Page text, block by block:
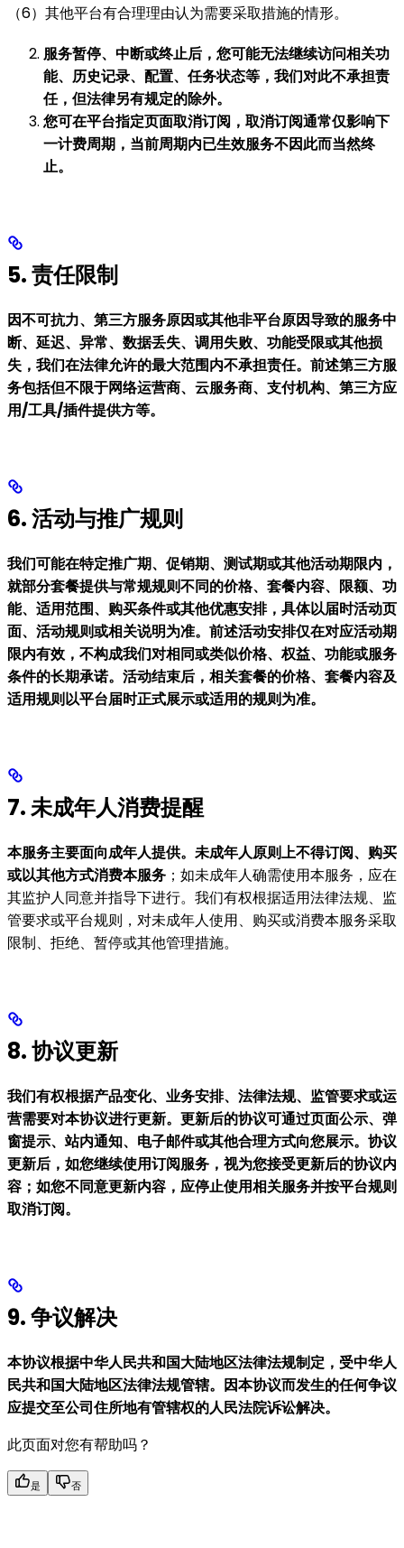
（6）其他平台有合理理由认为需要采取措施的情形。
服务暂停、中断或终止后，您可能无法继续访问相关功
能、历史记录、配置、任务状态等，我们对此不承担责
任，但法律另有规定的除外。
您可在平台指定页面取消订阅，取消订阅通常仅影响下
一计费周期，当前周期内已生效服务不因此而当然终
止。
5. 责任限制
因不可抗力、第三方服务原因或其他非平台原因导致的服务中
断、延迟、异常、数据丢失、调用失败、功能受限或其他损
失，我们在法律允许的最大范围内不承担责任。前述第三方服
务包括但不限于网络运营商、云服务商、支付机构、第三方应
用/工具/插件提供方等。
6. 活动与推广规则
我们可能在特定推广期、促销期、测试期或其他活动期限内，
就部分套餐提供与常规规则不同的价格、套餐内容、限额、功
能、适用范围、购买条件或其他优惠安排，具体以届时活动页
面、活动规则或相关说明为准。前述活动安排仅在对应活动期
限内有效，不构成我们对相同或类似价格、权益、功能或服务
条件的长期承诺。活动结束后，相关套餐的价格、套餐内容及
适用规则以平台届时正式展示或适用的规则为准。
7. 未成年人消费提醒
本服务主要面向成年人提供。未成年人原则上不得订阅、购买
或以其他方式消费本服务 ；如未成年人确需使用本服务，应在
其监护人同意并指导下进行。我们有权根据适用法律法规、监
管要求或平台规则，对未成年人使用、购买或消费本服务采取
限制、拒绝、暂停或其他管理措施。
8. 协议更新
我们有权根据产品变化、业务安排、法律法规、监管要求或运
营需要对本协议进行更新。更新后的协议可通过页面公示、弹
窗提示、站内通知、电子邮件或其他合理方式向您展示。协议
更新后，如您继续使用订阅服务，视为您接受更新后的协议内
容；如您不同意更新内容，应停止使用相关服务并按平台规则
取消订阅。
9. 争议解决
本协议根据中华人民共和国大陆地区法律法规制定，受中华人
民共和国大陆地区法律法规管辖。因本协议而发生的任何争议
应提交至公司住所地有管辖权的人民法院诉讼解决。
此页面对您有帮助吗？
是 否